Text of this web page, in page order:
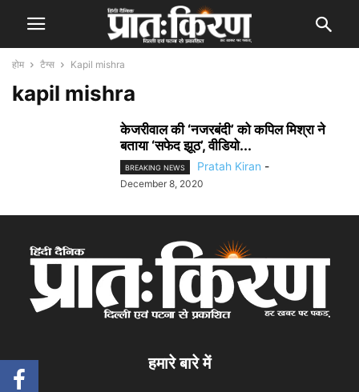
होम टैग्स Kapil mishra
kapil mishra
केजरीवाल की ‘नजरबंदी’ को कपिल मिश्रा ने
बताया ‘सफेद झूठ’, वीडियो...
BREAKING NEWS Pratah Kiran -
December 8, 2020
हमारे बारे में